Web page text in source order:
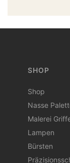
SHOP
Shop
Nasse
Malerei
Lampen
Bürsten